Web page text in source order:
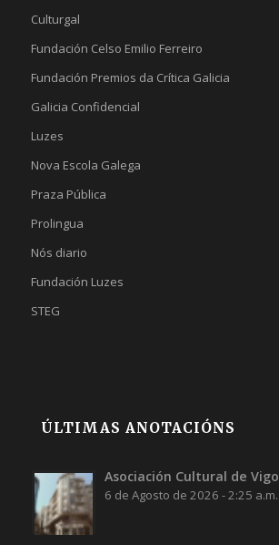
Culturgal
Fundación Celso Emilio Ferreiro
Fundación Premios da Crítica Galicia
Galicia Confidencial
Luzes
Nova Escola Galega
Praza Pública
Prolingua
Nós diario
Fundación Luzes
STEG
ÚLTIMAS ANOTACIÓNS
Asociación Cultural de Vigo
6 de Agosto de 2026 - 2:25 a.m.